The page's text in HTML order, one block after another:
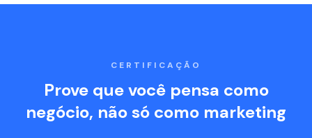
CERTIFICAÇÃO
Prove que você pensa como
negócio, não só como marketing